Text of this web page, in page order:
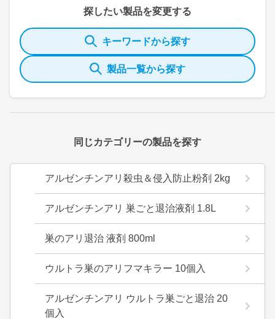
探したい製品を変更する
キーワードから探す
製品一覧から探す
同じカテゴリーの製品を探す
アルゼンチンアリ殺虫＆侵入防止粉剤 2kg
アルゼンチンアリ 巣ごと退治液剤 1.8L
巣のアリ退治 液剤 800ml
ウルトラ巣のアリフマキラー 10個入
アルゼンチンアリ ウルトラ巣ごと退治 20
個入